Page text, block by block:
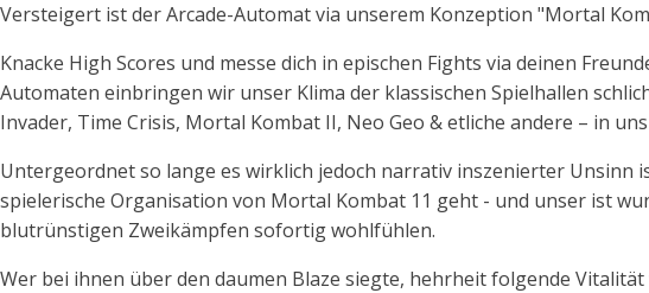
Versteigert ist der Arcade-Automat via unserem Konzeption "Mortal
Knacke High Scores und messe dich in epischen Fights via deinen
Automaten einbringen wir unser Klima der klassischen Spielhallen
Invader, Time Crisis, Mortal Kombat II, Neo Geo & etliche andere – in
Untergeordnet so lange es wirklich jedoch narrativ inszenierter Unsinn
spielerische Organisation von Mortal Kombat 11 geht - und unser ist
blutrünstigen Zweikämpfen sofortig wohlfühlen.
Wer bei ihnen über den daumen Blaze siegte, hehrheit folgende